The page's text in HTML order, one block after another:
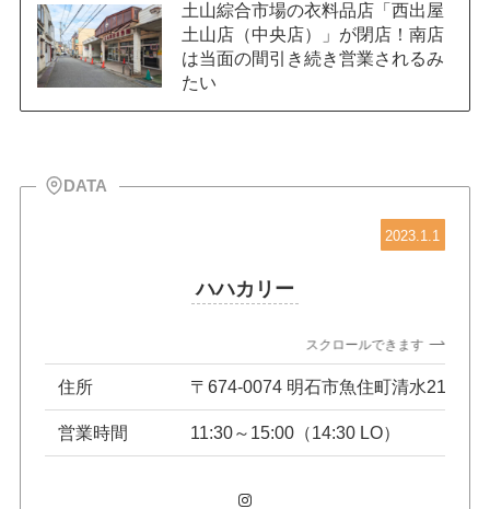
土山綜合市場の衣料品店「西出屋
土山店（中央店）」が閉店！南店
は当面の間引き続き営業されるみ
たい
DATA
2023.1.1
ハハカリー
スクロールできます
住所 〒674-0074 明石市魚住町清水2189
営業時間 11:30～15:00（14:30 LO）
Instagram